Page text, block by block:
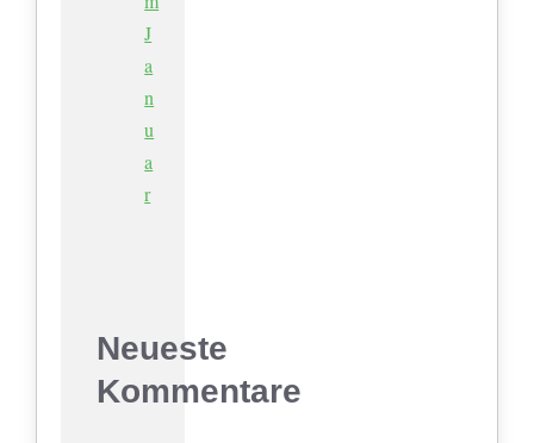
J
a
n
u
a
r
Neueste
Kommentare